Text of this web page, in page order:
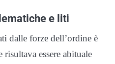
e liti
dalle forze dell’ordine è
essere abituale